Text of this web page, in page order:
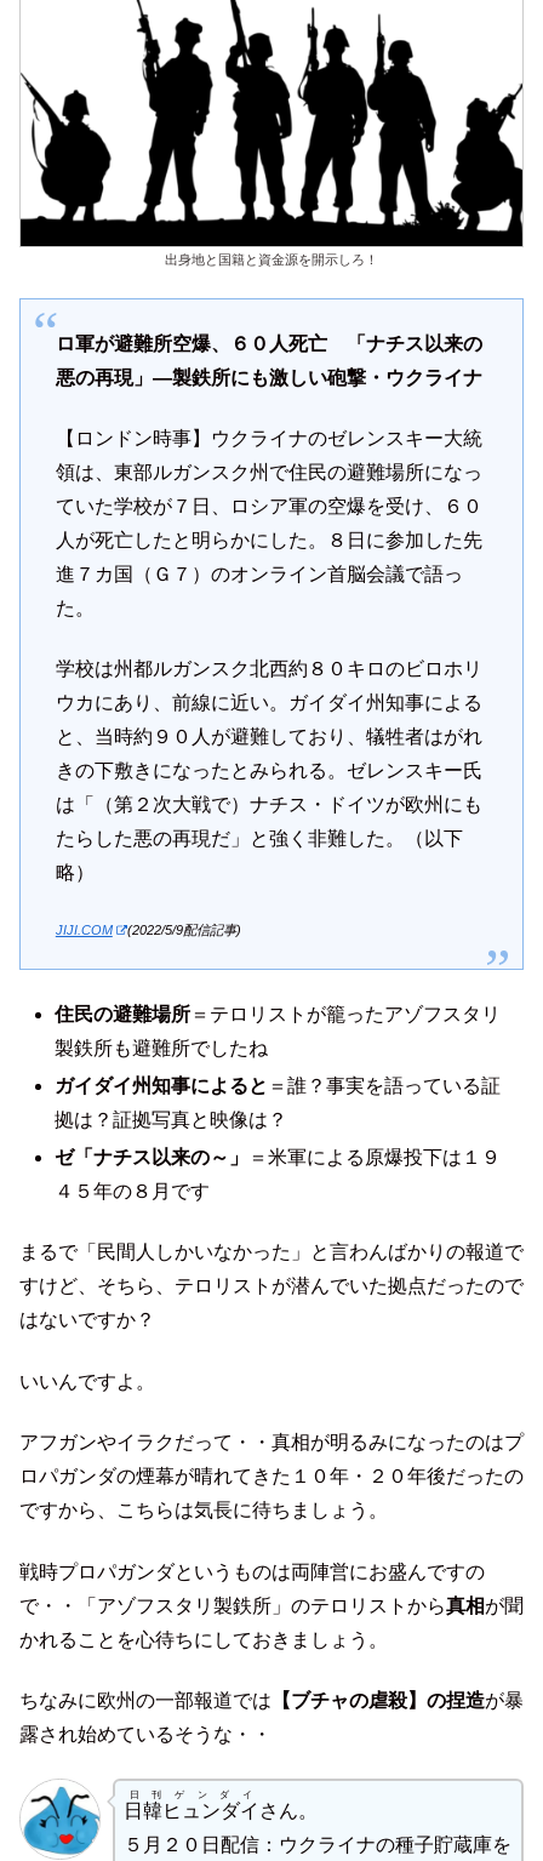
出身地と国籍と資金源を開示しろ！
ロ軍が避難所空爆、６０人死亡 「ナチス以来の
悪の再現」―製鉄所にも激しい砲撃・ウクライナ
【ロンドン時事】ウクライナのゼレンスキー大統
領は、東部ルガンスク州で住民の避難場所になっ
ていた学校が７日、ロシア軍の空爆を受け、６０
人が死亡したと明らかにした。８日に参加した先
進７カ国（Ｇ７）のオンライン首脳会議で語っ
た。
学校は州都ルガンスク北西約８０キロのビロホリ
ウカにあり、前線に近い。ガイダイ州知事による
と、当時約９０人が避難しており、犠牲者はがれ
きの下敷きになったとみられる。ゼレンスキー氏
は「（第２次大戦で）ナチス・ドイツが欧州にも
たらした悪の再現だ」と強く非難した。（以下
略）
JIJI.COM (2022/5/9配信記事)
住民の避難場所 ＝テロリストが籠ったアゾフスタリ
製鉄所も避難所でしたね
ガイダイ州知事によると ＝誰？事実を語っている証
拠は？証拠写真と映像は？
ゼ「ナチス以来の～」
＝米軍による原爆投下は１９
４５年の８月です
まるで「民間人しかいなかった」と言わんばかりの報道で
すけど、そちら、テロリストが潜んでいた拠点だったので
はないですか？
いいんですよ。
アフガンやイラクだって・・真相が明るみになったのはプ
ロパガンダの煙幕が晴れてきた１０年・２０年後だったの
ですから、こちらは気長に待ちましょう。
戦時プロパガンダというものは両陣営にお盛んですの
で・・「アゾフスタリ製鉄所」のテロリストから真相が聞
かれることを心待ちにしておきましょう。
ちなみに欧州の一部報道では 【ブチャの虐殺】の捏造が暴
露され始めているそうな・・
日韓ヒュンダイ
日刊ゲンダイ
さん。
５月２０日配信：ウクライナの種子貯蔵庫を